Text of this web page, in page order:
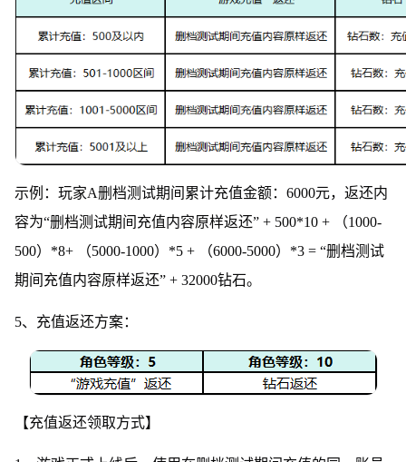
示例：玩家A删档测试期间累计充值金额：6000元，返还内
容为“删档测试期间充值内容原样返还” + 500*10 + （1000-
500）*8+ （5000-1000）*5 + （6000-5000）*3 = “删档测试
期间充值内容原样返还” + 32000钻石。
5、充值返还方案：
【充值返还领取方式】